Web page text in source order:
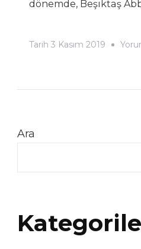
dönemde, Beşiktaş
Tarih 3 Kasım 2019
Ara